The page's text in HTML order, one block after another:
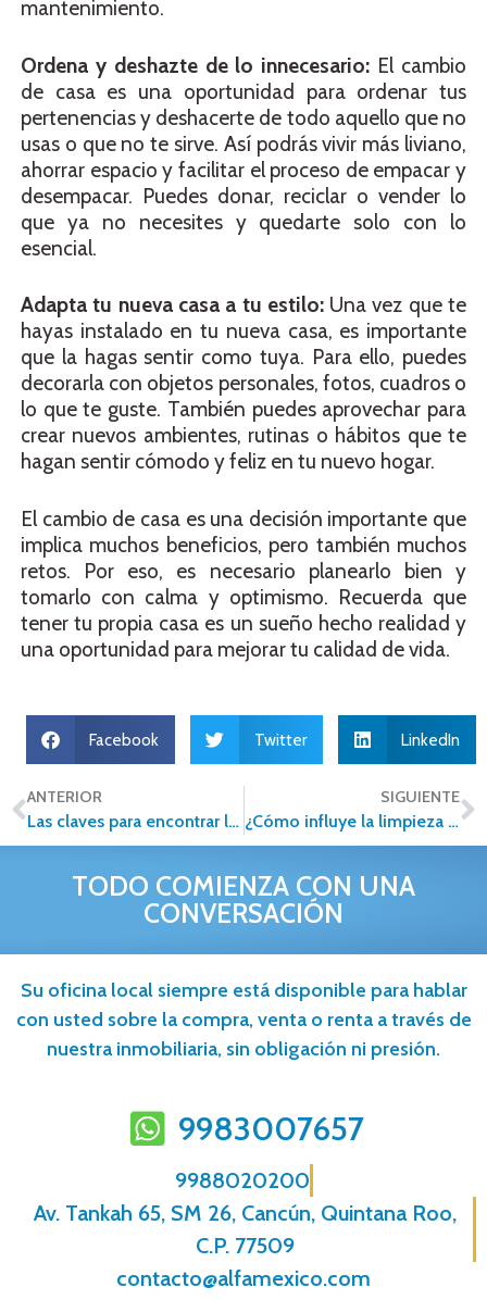
mantenimiento.
Ordena y deshazte de lo innecesario: El cambio
de casa es una oportunidad para ordenar tus
pertenencias y deshacerte de todo aquello que no
usas o que no te sirve. Así podrás vivir más liviano,
ahorrar espacio y facilitar el proceso de empacar y
desempacar. Puedes donar, reciclar o vender lo
que ya no necesites y quedarte solo con lo
esencial.
Adapta tu nueva casa a tu estilo:Una vez que te
hayas instalado en tu nueva casa, es importante
que la hagas sentir como tuya. Para ello, puedes
decorarla con objetos personales, fotos, cuadros o
lo que te guste. También puedes aprovechar para
crear nuevos ambientes, rutinas o hábitos que te
hagan sentir cómodo y feliz en tu nuevo hogar.
El cambio de casa es una decisión importante que
implica muchos beneficios, pero también muchos
retos. Por eso, es necesario planearlo bien y
tomarlo con calma y optimismo. Recuerda que
tener tu propia casa es un sueño hecho realidad y
una oportunidad para mejorar tu calidad de vida.
Facebook Twitter LinkedIn
ANTERIOR
Las claves para encontrar la casa de tus sueños
SIGUIENTE
¿Cómo influye la limpieza en la compra de un inmueble?
TODO COMIENZA CON UNA
CONVERSACIÓN
Su oficina local siempre está disponible para hablar
con usted sobre la compra, venta o renta a través de
nuestra inmobiliaria, sin obligación ni presión.
9983007657
9988020200
Av. Tankah 65, SM 26, Cancún, Quintana Roo,
C.P. 77509
contacto@alfamexico.com